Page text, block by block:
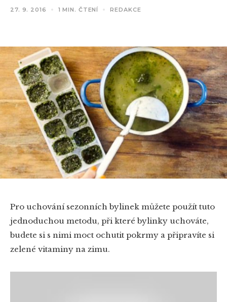
27. 9. 2016 1 MIN. ČTENÍ REDAKCE
Pro uchování sezonních bylinek můžete použít tuto
jednoduchou metodu, při které bylinky uchováte,
budete si s nimi moct ochutit pokrmy a připravíte si
zelené vitaminy na zimu.